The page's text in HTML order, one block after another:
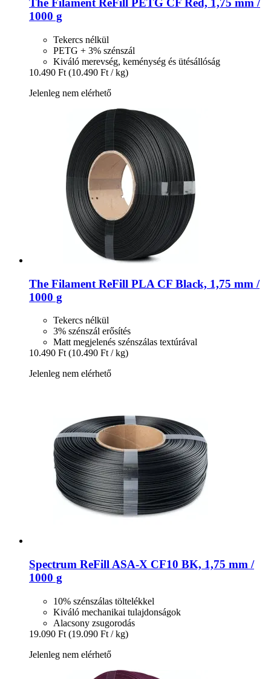
The Filament ReFill PETG CF Red, 1,75 mm /
1000 g
Tekercs nélkül
PETG + 3% szénszál
Kiváló merevség, keménység és ütésállóság
10.490 Ft (10.490 Ft / kg)
Jelenleg nem elérhető
The Filament ReFill PLA CF Black, 1,75 mm /
1000 g
Tekercs nélkül
3% szénszál erősítés
Matt megjelenés szénszálas textúrával
10.490 Ft (10.490 Ft / kg)
Jelenleg nem elérhető
Spectrum ReFill ASA-​X CF10 BK, 1,75 mm /
1000 g
10% szénszálas töltelékkel
Kiváló mechanikai tulajdonságok
Alacsony zsugorodás
19.090 Ft (19.090 Ft / kg)
Jelenleg nem elérhető